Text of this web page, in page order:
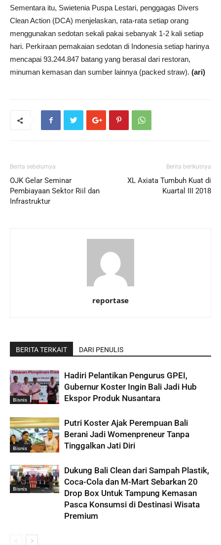
Sementara itu, Swietenia Puspa Lestari, penggagas Divers
Clean Action (DCA) menjelaskan, rata-rata setiap orang
menggunakan sedotan sekali pakai sebanyak 1-2 kali setiap
hari. Perkiraan pemakaian sedotan di Indonesia setiap harinya
mencapai 93.244.847 batang yang berasal dari restoran,
minuman kemasan dan sumber lainnya (packed straw). (ari)
Berita sebelumya
OJK Gelar Seminar
Pembiayaan Sektor Riil dan
Infrastruktur
Berita berikutnya
XL Axiata Tumbuh Kuat di
Kuartal III 2018
reportase
BERITA TERKAIT DARI PENULIS
Bisnis
Hadiri Pelantikan Pengurus GPEI,
Gubernur Koster Ingin Bali Jadi Hub
Ekspor Produk Nusantara
Bisnis
Putri Koster Ajak Perempuan Bali
Berani Jadi Womenpreneur Tanpa
Tinggalkan Jati Diri
Bisnis
Dukung Bali Clean dari Sampah Plastik,
Coca-Cola dan M-Mart Sebarkan 20
Drop Box Untuk Tampung Kemasan
Pasca Konsumsi di Destinasi Wisata
Premium